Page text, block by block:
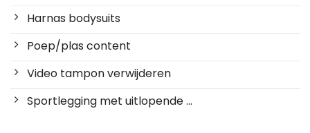
Harnas bodysuits
Poep/plas content
Video tampon verwijderen
Sportlegging met uitlopende ...